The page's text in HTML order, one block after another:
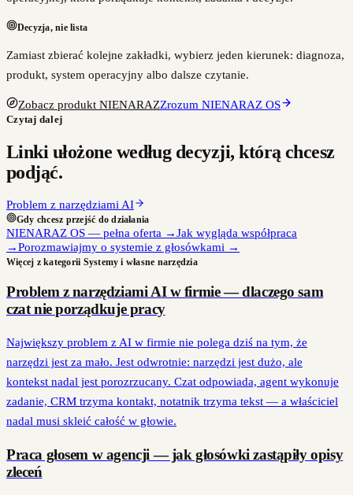
Decyzja, nie lista
Zamiast zbierać kolejne zakładki, wybierz jeden kierunek: diagnoza,
produkt, system operacyjny albo dalsze czytanie.
Zobacz produkt NIENARAZZrozum NIENARAZ OS
Czytaj dalej
Linki ułożone według decyzji, którą chcesz
podjąć.
Problem z narzędziami AI
Gdy chcesz przejść do działania
NIENARAZ OS — pełna oferta →Jak wygląda współpraca
→Porozmawiajmy o systemie z głosówkami →
Więcej z kategorii Systemy i własne narzędzia
Problem z narzędziami AI w firmie — dlaczego sam
czat nie porządkuje pracy
Największy problem z AI w firmie nie polega dziś na tym, że
narzędzi jest za mało. Jest odwrotnie: narzędzi jest dużo, ale
kontekst nadal jest porozrzucany. Czat odpowiada, agent wykonuje
zadanie, CRM trzyma kontakt, notatnik trzyma tekst — a właściciel
nadal musi skleić całość w głowie.
Praca głosem w agencji — jak głosówki zastąpiły opisy
zleceń